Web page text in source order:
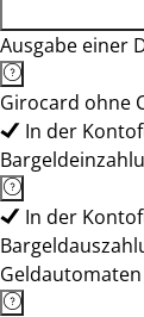
Ausgabe einer
Girocard ohne
In der
In der
Geldautomaten